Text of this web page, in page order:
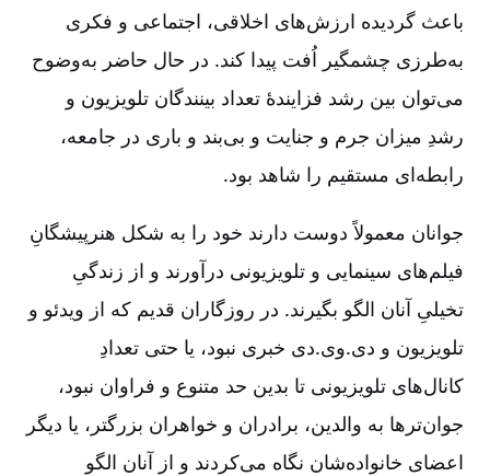
باعث گردیده ارزش‌های اخلاقی، اجتماعی و فکری
به‌طرزی چشمگیر اُفت پیدا کند. در حال حاضر به‌وضوح
می‌توان بین رشد فزایندۀ تعداد بینندگان تلویزیون و
رشدِ میزان جرم و جنایت و بی‌بند و باری در جامعه،
رابطه‌ای مستقیم را شاهد بود.
جوانان معمولاً دوست دارند خود را به شکل هنرپیشگانِ
فیلم‌های سینمایی و تلویزیونی درآورند و از زندگیِ
تخیلیِ آنان الگو بگیرند. در روزگاران قدیم که از ویدئو و
تلویزیون و دی.وی.دی خبری نبود، یا حتی تعدادِ
کانال‌های تلویزیونی تا بدین حد متنوع و فراوان نبود،
جوان‌ترها به والدین، برادران و خواهران بزرگتر، یا دیگر
اعضای خانواده‌شان نگاه می‌کردند و از آنان الگو